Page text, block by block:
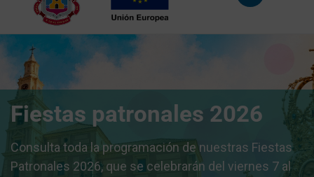
Fiestas patronales 2026
Consulta toda la programación de nuestras Fiestas
Patronales 2026, que se celebrarán del viernes 7 al